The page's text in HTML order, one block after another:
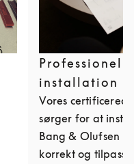
Professionel
installation
Vores
sørger for at
Bang & Olufsen
korrekt og